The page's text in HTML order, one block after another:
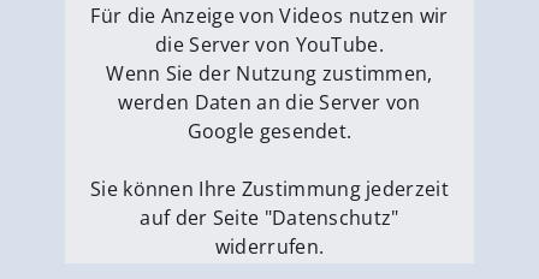
Externe Medien erlauben
Für die Anzeige von Videos nutzen wir
die Server von YouTube.
Wenn Sie der Nutzung zustimmen,
werden Daten an die Server von
Google gesendet.
Sie können Ihre Zustimmung jederzeit
auf der Seite "Datenschutz"
widerrufen.